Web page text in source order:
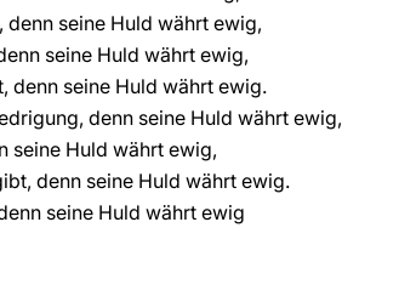
denn seine Huld währt ewig,
seine Huld währt ewig,
denn seine Huld währt ewig.
denn seine Huld währt ewig,
seine Huld währt ewig,
denn seine Huld währt ewig.
seine Huld währt ewig